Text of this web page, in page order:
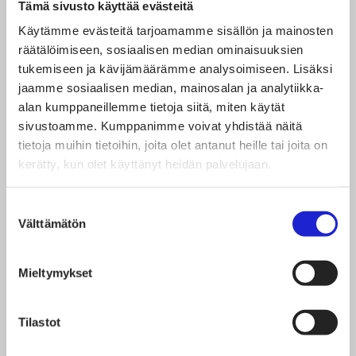
Tämä sivusto käyttää evästeitä
Käytämme evästeitä tarjoamamme sisällön ja mainosten
räätälöimiseen, sosiaalisen median ominaisuuksien
tukemiseen ja kävijämäärämme analysoimiseen. Lisäksi
jaamme sosiaalisen median, mainosalan ja analytiikka-
alan kumppaneillemme tietoja siitä, miten käytät
sivustoamme. Kumppanimme voivat yhdistää näitä
tietoja muihin tietoihin, joita olet antanut heille tai joita on
kerätty, kun olet käyttänyt heidän palvelujaan.
valinta
Välttämätön
Mieltymykset
Tilastot
tekijöitä osaava henkilöstö ja riittävät investoinnit
alalle ovat.
Tuotanto on muutenkin keskittynyt Eurooppaan. 77
prosentilla kyselyyn vastanneista oli tuotantoa
Euroopassa, sisältäen Suomen. Samanaikaisesti
esimerkiksi vain 23 prosentilla oli tuotantoa
Kiinassa.
– Erityisen hienona voidaan pitää sitä, että tuotanto
on eurooppalaisempaa kuin mielikuvissa ja että
koko tuotanto on täysin Suomessa, Salonen kertoo.